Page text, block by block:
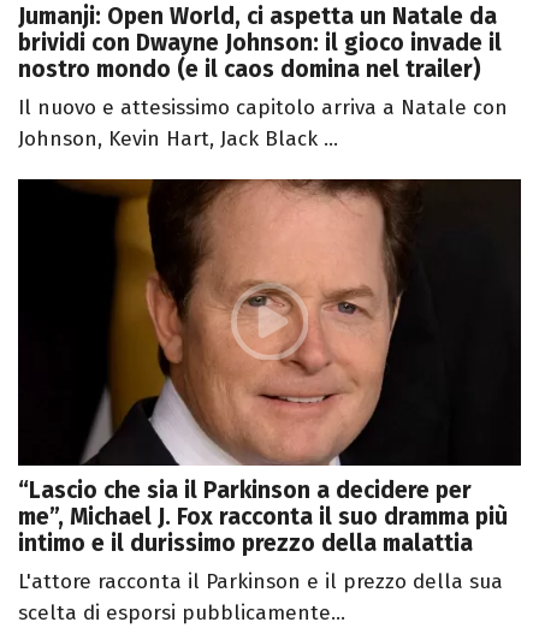
Jumanji: Open World, ci aspetta un Natale da
brividi con Dwayne Johnson: il gioco invade il
nostro mondo (e il caos domina nel trailer)
Il nuovo e attesissimo capitolo arriva a Natale con
Johnson, Kevin Hart, Jack Black ...
“Lascio che sia il Parkinson a decidere per
me”, Michael J. Fox racconta il suo dramma più
intimo e il durissimo prezzo della malattia
L'attore racconta il Parkinson e il prezzo della sua
scelta di esporsi pubblicamente...